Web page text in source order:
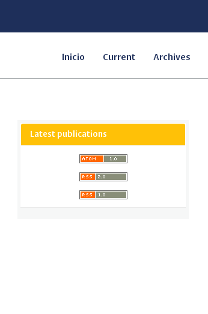
Inicio Current Archives
Latest publications